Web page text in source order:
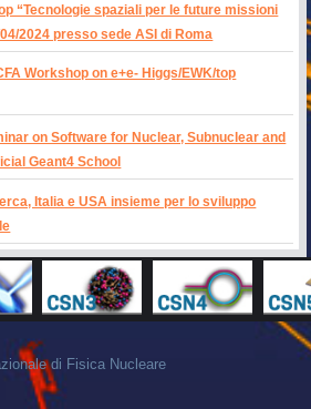
“Tecnologie spaziali per le future missioni
2024 presso sede ASI di Roma
Workshop on e+e- Higgs/EWK/top
on Software for Nuclear, Subnuclear and
Geant4 School
Italia e USA insieme per lo sviluppo
di Fisica Nucleare